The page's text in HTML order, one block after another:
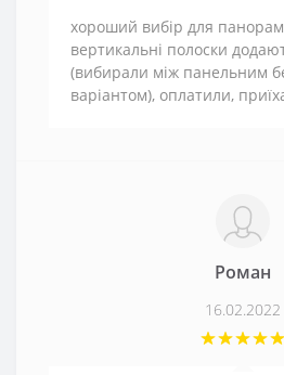
хороший вибір для
вертикальні полоски
(вибирали між панельним
варіантом), оплатили,
Роман
16.02.2022